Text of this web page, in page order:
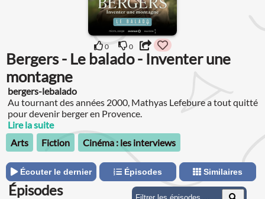
0 0
Bergers - Le balado - Inventer une
montagne
bergers-lebalado
Au tournant des années 2000, Mathyas Lefebure a tout quitté
pour devenir berger en Provence.
Lire la suite
Arts
Fiction Cinéma : les interviews
Écouter le dernier Épisodes Similaires
Épisodes